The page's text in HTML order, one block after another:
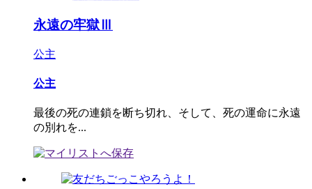
永遠の牢獄Ⅲ
公主
公主
最後の死の連鎖を断ち切れ、そして、死の運命に永遠
の別れを...